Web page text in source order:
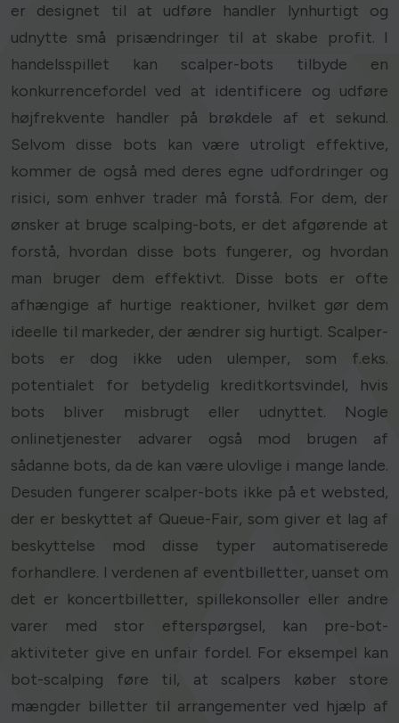
er designet til at udføre handler lynhurtigt og
udnytte små prisændringer til at skabe profit. I
handelsspillet kan scalper-bots tilbyde en
konkurrencefordel ved at identificere og udføre
højfrekvente handler på brøkdele af et sekund.
Selvom disse bots kan være utroligt effektive,
kommer de også med deres egne udfordringer og
risici, som enhver trader må forstå. For dem, der
ønsker at bruge scalping-bots, er det afgørende at
forstå, hvordan disse bots fungerer, og hvordan
man bruger dem effektivt. Disse bots er ofte
afhængige af hurtige reaktioner, hvilket gør dem
ideelle til markeder, der ændrer sig hurtigt. Scalper-
bots er dog ikke uden ulemper, som f.eks.
potentialet for betydelig kreditkortsvindel, hvis
bots bliver misbrugt eller udnyttet. Nogle
onlinetjenester advarer også mod brugen af
sådanne bots, da de kan være ulovlige i mange lande.
Desuden fungerer scalper-bots ikke på et websted,
der er beskyttet af Queue-Fair, som giver et lag af
beskyttelse mod disse typer automatiserede
forhandlere. I verdenen af eventbilletter, uanset om
det er koncertbilletter, spillekonsoller eller andre
varer med stor efterspørgsel, kan pre-bot-
aktiviteter give en unfair fordel. For eksempel kan
bot-scalping føre til, at scalpers køber store
mængder billetter til arrangementer ved hjælp af